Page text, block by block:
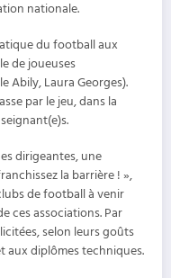
nationale.
du football aux
de joueuses
Abily, Laura Georges).
par le jeu, dans la
dirigeantes, une
la barrière ! »,
de football à venir
ces associations. Par
selon leurs goûts
aux diplômes techniques.